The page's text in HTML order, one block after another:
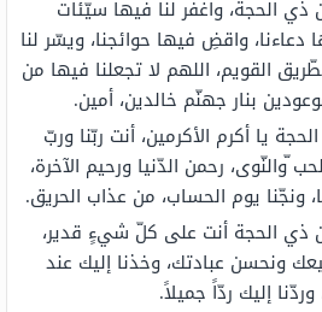
ذي الحجة، واغفر لنا فيها سيّئات
دعاءنا، واقضِ فيها حوائجنا، ويسّر لنا
القويم، اللهم لا تجعلنا فيها من
بنار جهنّم خالدين، أمين.
يا أكرم الأكرمين، أنت ربّنا وربّ
ّوالنّوى، رحمن الدّنيا ورحيم الآخرة،
ونجّنا يوم الحساب، من عذاب الحريق.
ذي الحجة أنت على كلّ شيءٍ قدير،
ونحسن عبادتك، وخذنا إليك عند
إليك ردّاً جميلاً.